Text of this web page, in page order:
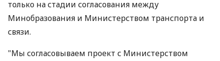
только на стадии согласования между
Минобразования и Министерством транспорта и
связи.
"Мы согласовываем проект с Министерством